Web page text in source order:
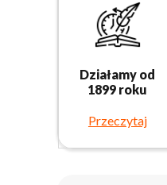
Działamy od
1899 roku
Przeczytaj